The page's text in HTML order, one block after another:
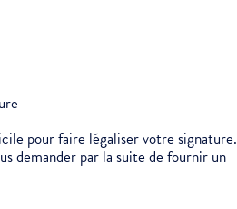
pour faire légaliser votre signature.
demander par la suite de fournir un